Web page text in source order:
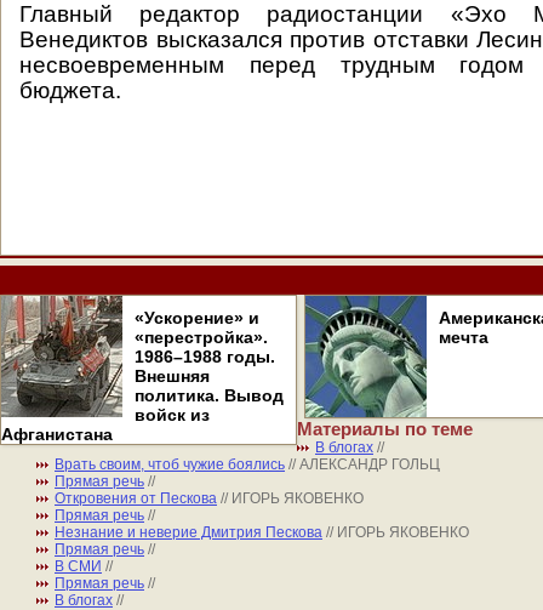
Главный редактор радиостанции «Эхо
Венедиктов высказался против отставки
несвоевременным перед трудным годом
бюджета.
«Ускорение» и
«перестройка».
1986–1988 годы.
Внешняя
политика. Вывод
войск из
Афганистана
мечта
Материалы по теме
В блогах //
Врать своим, чтоб чужие боялись // АЛЕКСАНДР ГОЛЬЦ
Прямая речь //
Откровения от Пескова // ИГОРЬ ЯКОВЕНКО
Прямая речь //
Незнание и неверие Дмитрия Пескова // ИГОРЬ ЯКОВЕНКО
Прямая речь //
В СМИ //
Прямая речь //
В блогах //